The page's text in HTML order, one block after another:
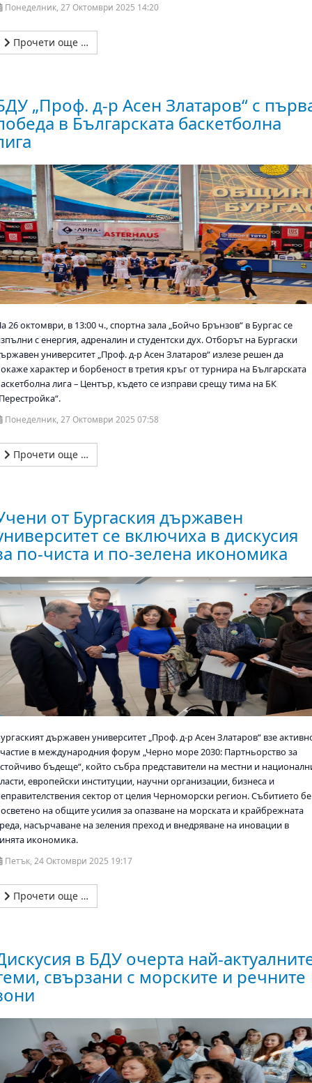
Понеделник, 27 Октомври 2025 14:20
Прочети още …
„Проф. д-р Асен Златаров“ с
в Българската баскетболна
26 октомври, в 13:00 ч., спортна зала „Бойчо Брънзов“ в Бургас се
с енергия, адреналин и студентски дух. Отборът на Бургаски
университет „Проф. д-р Асен Златаров“ излезе решен да
характер и борбеност в третия кръг от турнира на Българската
лига – Център, където се изправи срещу тима на БК
Понеделник, 27 Октомври 2025 07:58
Прочети още …
от Бургаския държавен
се включиха в дискусия
по-чиста и по-зелена икономика
държавен университет „Проф. д-р Асен Златаров“ взе
в международния форум „Черно море 2030: Партньорство за
бъдеще“, който събра представители на местни и
европейски институции, научни организации, бизнеса и
сектор от целия Черноморски регион. Събитието бе
на общите усилия за опазване на морската и крайбрежната
насърчаване на зеления преход и внедряване на иновации в
икономика.
Петък, 24 Октомври 2025 19:17
Прочети още …
в БДУ очерта най-
свързани с морските и речните